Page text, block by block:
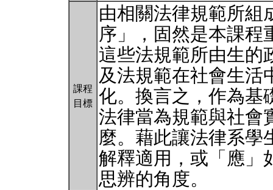
課程
目標
由相關法律規範所組
序」，固然是本課程
這些法規範所由生的
及法規範在社會生活
化。換言之，作為基
法律當為規範與社會
麼。藉此讓法律系學
解釋適用，或「應」
思辨的角度。